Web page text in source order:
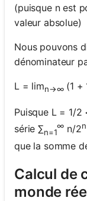
(puisque n est
valeur absolue)
Nous pouvons
dénominateur
L = limn→∞(1 +
Puisque L = 1/
série ∑n=1
∞ n/2n
que la somme
Calcul de
monde